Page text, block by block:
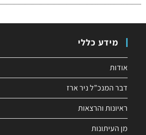
מידע כללי
אודות
דבר המנכ”ל ניר ארז
ראיונות והרצאות
מן העיתונות